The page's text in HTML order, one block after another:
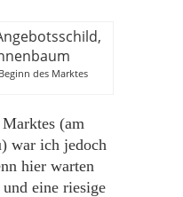
des Marktes
(am
war ich jedoch
hier warten
eine riesige